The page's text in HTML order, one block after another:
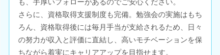
さらに、資格取得支援制度も完備。勉強会の実施はもち
ろん、資格取得後には毎月手当が支給されるため、日々
の努力が収入と評価に直結し、高いモチベーションを保
ちながら着実にキャリアアップを目指せます。